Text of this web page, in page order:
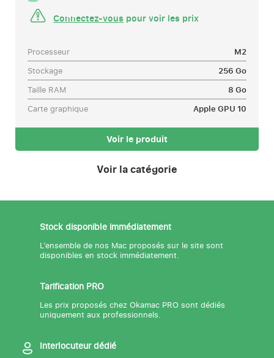
Connectez-vous pour voir les prix
Processeur
M2
Stockage
256 Go
Taille RAM
8 Go
Carte graphique
Apple GPU 10
Voir le produit
Voir la catégorie
Stock disponible immédiatement
L’ensemble de nos Mac proposés sur le site sont
disponibles en stock immédiatement.
Tarification PRO
Les prix proposés chez Okamac PRO sont dédiés
uniquement aux professionnels.
Interlocuteur dédié